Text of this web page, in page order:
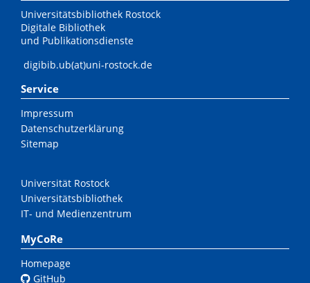
Universitätsbibliothek Rostock
Digitale Bibliothek
und Publikationsdienste
digibib.ub(at)uni-rostock.de
Service
Impressum
Datenschutzerklärung
Sitemap
Universität Rostock
Universitätsbibliothek
IT- und Medienzentrum
MyCoRe
Homepage
GitHub